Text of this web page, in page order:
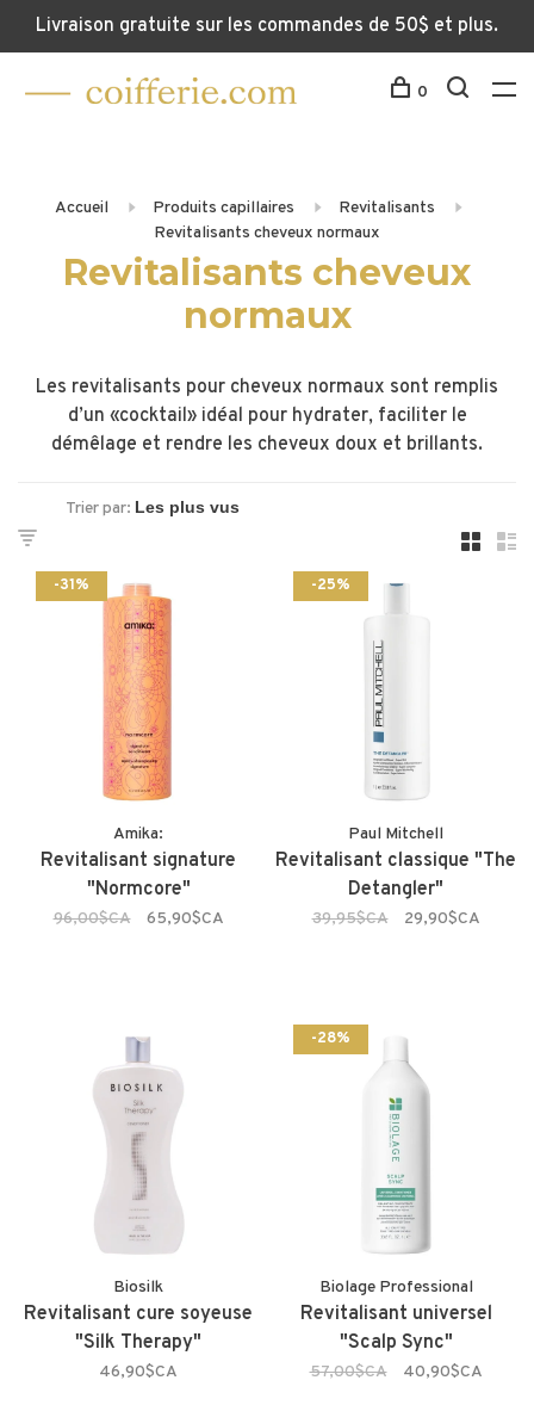
Livraison gratuite sur les commandes de 50$ et plus.
0
Accueil Produits capillaires
Revitalisants
Revitalisants cheveux normaux
Revitalisants cheveux
normaux
Les revitalisants pour cheveux normaux sont remplis
d’un «cocktail» idéal pour hydrater, faciliter le
démêlage et rendre les cheveux doux et brillants.
Trier par:
-31%
Amika:
Revitalisant signature
"Normcore"
96,00$CA 65,90$CA
-25%
Paul Mitchell
Revitalisant classique "The
Detangler"
39,95$CA 29,90$CA
Biosilk
Revitalisant cure soyeuse
"Silk Therapy"
46,90$CA
-28%
Biolage Professional
Revitalisant universel
"Scalp Sync"
57,00$CA 40,90$CA